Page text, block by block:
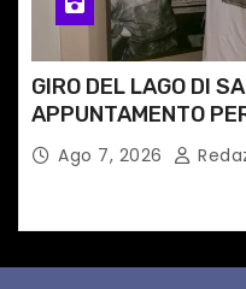
GIRO DEL LAGO DI
APPUNTAMENTO
Ago 7, 2026